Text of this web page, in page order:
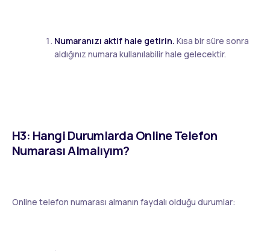
Numaranızı aktif hale getirin. Kısa bir süre sonra
aldığınız numara kullanılabilir hale gelecektir.
H3: Hangi Durumlarda Online Telefon
Numarası Almalıyım?
Online telefon numarası almanın faydalı olduğu durumlar: